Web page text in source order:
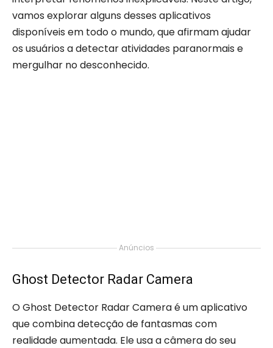
vamos explorar alguns desses aplicativos
disponíveis em todo o mundo, que afirmam ajudar
os usuários a detectar atividades paranormais e
mergulhar no desconhecido.
Anúncios
Ghost Detector Radar Camera
O Ghost Detector Radar Camera é um aplicativo
que combina detecção de fantasmas com
realidade aumentada. Ele usa a câmera do seu